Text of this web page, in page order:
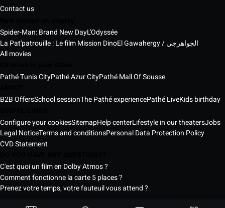
Contact us
Spider-Man: Brand New DayL'Odyssée
La Pat'patrouille : Le film Mission Dino
El Gawahergy / الجواهرجي
All movies
Pathé Tunis CityPathé Azur CityPathé Mall Of Sousse
B2B OffersSchool sessionThe Pathé experiencePathé LiveKids birthday
Configure your cookiesSitemapHelp centerLifestyle in our theatersJobs
Legal NoticeTerms and conditionsPersonal Data Protection Policy
CVD Statement
C'est quoi un film en Dolby Atmos ?
Comment fonctionne la carte 5 places ?
Prenez votre temps, votre fauteuil vous attend ?